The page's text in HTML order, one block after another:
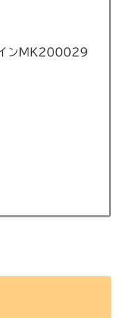
インMK200029